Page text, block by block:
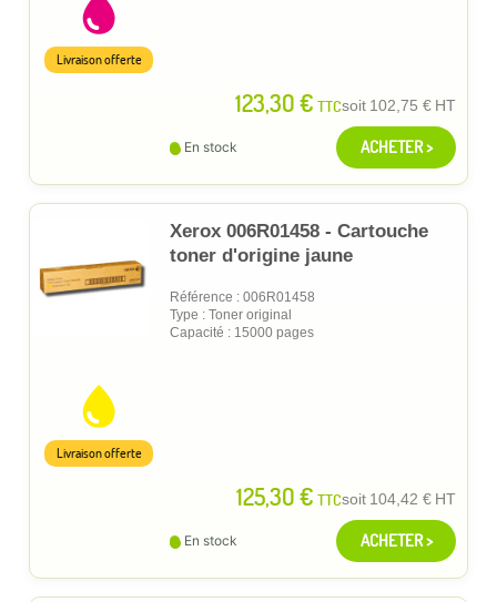
123,30 € TTCsoit 102,75 € HT
Livraison offerte
En stock ACHETER >
Xerox 006R01458 - Cartouche
toner d'origine jaune
Référence : 006R01458
Type : Toner original
Capacité : 15000 pages
125,30 € TTCsoit 104,42 € HT
Livraison offerte
En stock ACHETER >